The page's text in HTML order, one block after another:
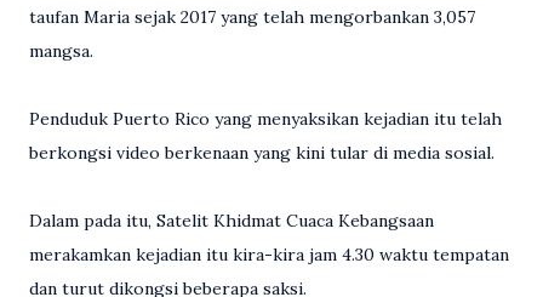
taufan Maria sejak 2017 yang telah mengorbankan 3,057
mangsa.
Penduduk Puerto Rico yang menyaksikan kejadian itu telah
berkongsi video berkenaan yang kini tular di media sosial.
Dalam pada itu, Satelit Khidmat Cuaca Kebangsaan
merakamkan kejadian itu kira-kira jam 4.30 waktu tempatan
dan turut dikongsi beberapa saksi.